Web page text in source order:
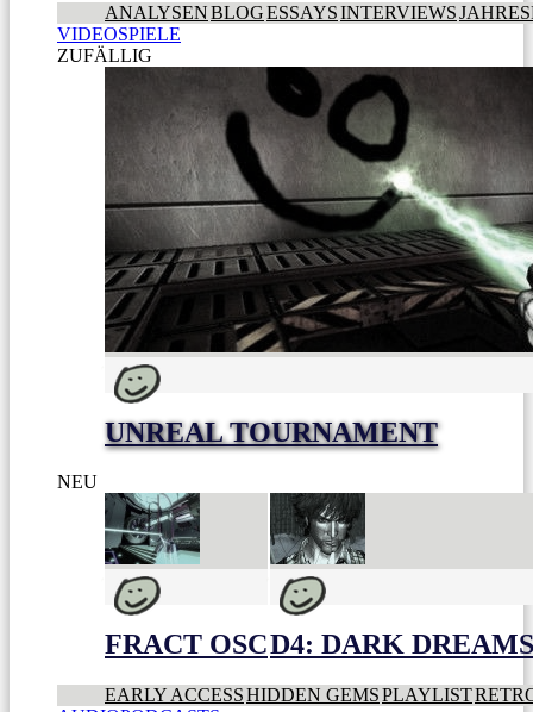
ANALYSENBLOGESSAYSINTERVIEWS
VIDEOSPIELE
ZUFÄLLIG
UNREAL TOURNAMENT
NEU
FRACT OSCD4: DARK
EARLY ACCESSHIDDEN GEMSPLAYLIST